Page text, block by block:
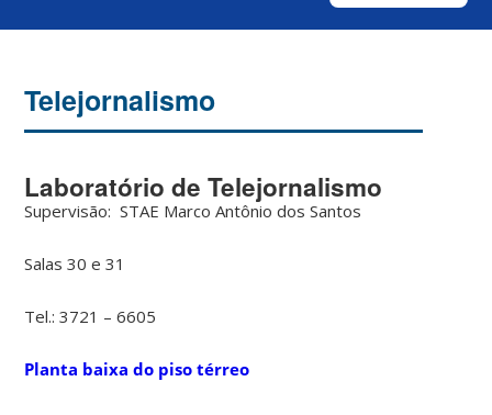
Telejornalismo
Laboratório de Telejornalismo
Supervisão: STAE Marco Antônio dos Santos
Salas 30 e 31
Tel.: 3721 – 6605
Planta baixa do piso térreo